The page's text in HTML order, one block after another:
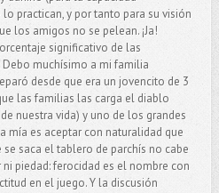
practican, y por tanto para su visión
los amigos no se pelean. ¡Ja!
significativo de las
muchísimo a mi familia
desde que era un jovencito de 3
las familias las carga el diablo
nuestra vida) y uno de los grandes
mía es aceptar con naturalidad que
saca el tablero de parchís no cabe
piedad: ferocidad es el nombre con
en el juego. Y la discusión